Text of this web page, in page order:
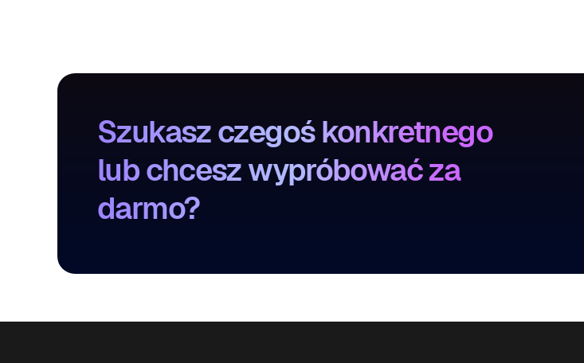
Szukasz czegoś konkretnego
lub chcesz wypróbować za
darmo?